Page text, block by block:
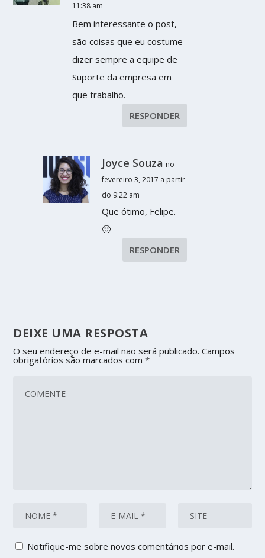
11:38 am
Bem interessante o post,
são coisas que eu costume
dizer sempre a equipe de
Suporte da empresa em
que trabalho.
RESPONDER
Joyce Souza no
fevereiro 3, 2017 a partir
do 9:22 am
Que ótimo, Felipe.
🙂
RESPONDER
DEIXE UMA RESPOSTA
O seu endereço de e-mail não será publicado. Campos
obrigatórios são marcados com*
Notifique-me sobre novos comentários por e-mail.